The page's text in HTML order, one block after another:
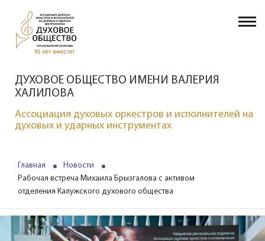
ДУХОВОЕ ОБЩЕСТВО ИМЕНИ ВАЛЕРИЯ
ХАЛИЛОВА
Ассоциация духовых оркестров и исполнителей на
духовых и ударных инструментах
Главная
Новости
Рабочая встреча Михаила Брызгалова с активом
отделения Калужского духового общества